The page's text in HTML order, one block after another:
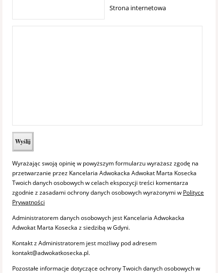
Strona internetowa
Wyrażając swoją opinię w powyższym formularzu wyrażasz zgodę na
przetwarzanie przez Kancelaria Adwokacka Adwokat Marta Kosecka
Twoich danych osobowych w celach ekspozycji treści komentarza
zgodnie z zasadami ochrony danych osobowych wyrażonymi w Polityce
Prywatności
Administratorem danych osobowych jest Kancelaria Adwokacka
Adwokat Marta Kosecka z siedzibą w Gdyni.
Kontakt z Administratorem jest możliwy pod adresem
kontakt@adwokatkosecka.pl.
Pozostałe informacje dotyczące ochrony Twoich danych osobowych w